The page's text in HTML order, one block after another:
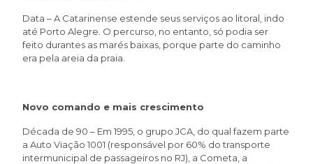
Data – A Catarinense estende seus serviços ao litoral, indo
até Porto Alegre. O percurso, no entanto, só podia ser
feito durantes as marés baixas, porque parte do caminho
era pela areia da praia.
Novo comando e mais crescimento
Década de 90 – Em 1995, o grupo JCA, do qual fazem parte
a Auto Viação 1001 (responsável por 60% do transporte
intermunicipal de passageiros no RJ), a Cometa, a